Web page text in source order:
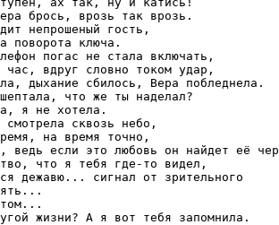
брось, врозь так врозь.
непрошеный гость,
поворота ключа.
погас не стала включать,
вдруг словно током удар,
дыхание сбилось, Вера побледнела.
что же ты наделал?
я не хотела.
сквозь небо,
на время точно,
ведь если это любовь он найдет её
что я тебя где-то видел,
дежавю... сигнал от зрительного
жизни? А я вот тебя запомнила.